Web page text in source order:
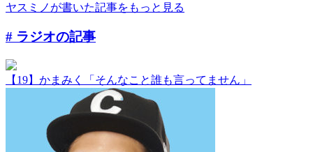
ヤスミノが書いた記事をもっと見る
# ラジオの記事
【19】かまみく「そんなこと誰も言ってません」